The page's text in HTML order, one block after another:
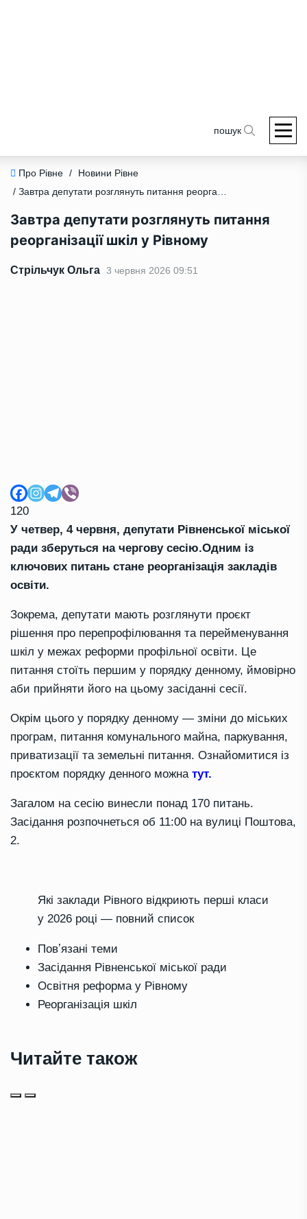
пошук
Про Рівне /
Новини Рівне
/ Завтра депутати розглянуть питання реорганізації шкіл у Рівному
Завтра депутати розглянуть питання
реорганізації шкіл у Рівному
Стрільчук Ольга 3 червня 2026 09:51
120
У четвер, 4 червня, депутати Рівненської міської
ради зберуться на чергову сесію.Одним із
ключових питань стане реорганізація закладів
освіти.
Зокрема, депутати мають розглянути проєкт
рішення про перепрофілювання та перейменування
шкіл у межах реформи профільної освіти. Це
питання стоїть першим у порядку денному, ймовірно
аби прийняти його на цьому засіданні сесії.
Окрім цього у порядку денному — зміни до міських
програм, питання комунального майна, паркування,
приватизації та земельні питання. Ознайомитися із
проєктом порядку денного можна тут.
Загалом на сесію винесли понад 170 питань.
Засідання розпочнеться об 11:00 на вулиці Поштова,
2.
Які заклади Рівного відкриють перші класи
у 2026 році — повний список
Повʼязані теми
Засідання Рівненської міської ради
Освітня реформа у Рівному
Реорганізація шкіл
Читайте також